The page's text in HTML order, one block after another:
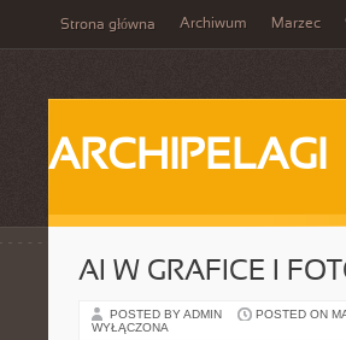
Strona główna Archiwum Marzec
ARCHIPELAGI
AI W GRAFICE I
POSTED BY ADMIN POSTED ON
WYŁĄCZONA